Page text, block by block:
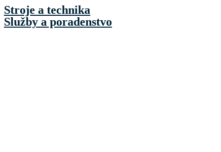
Preskočiť
na
obsah
Stroje a technika
Služby a poradenstvo